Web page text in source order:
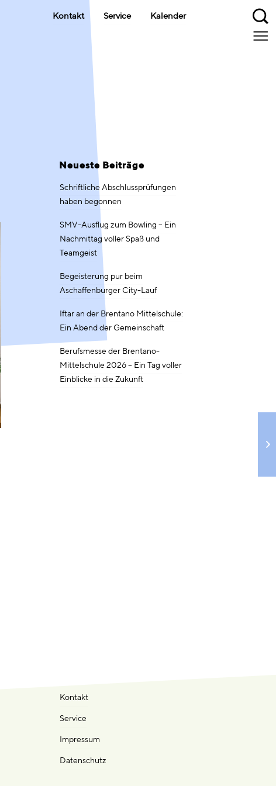
Kontakt Service Kalender
Neueste Beiträge
Schriftliche Abschlussprüfungen
haben begonnen
SMV-Ausflug zum Bowling – Ein
Nachmittag voller Spaß und
Teamgeist
Begeisterung pur beim
Aschaffenburger City-Lauf
Iftar an der Brentano Mittelschule:
Ein Abend der Gemeinschaft
Berufsmesse der Brentano-
Mittelschule 2026 – Ein Tag voller
Einblicke in die Zukunft
Kontakt
Service
Impressum
Datenschutz